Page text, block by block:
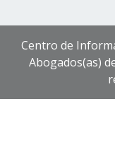
Centro de
Abogados(as)